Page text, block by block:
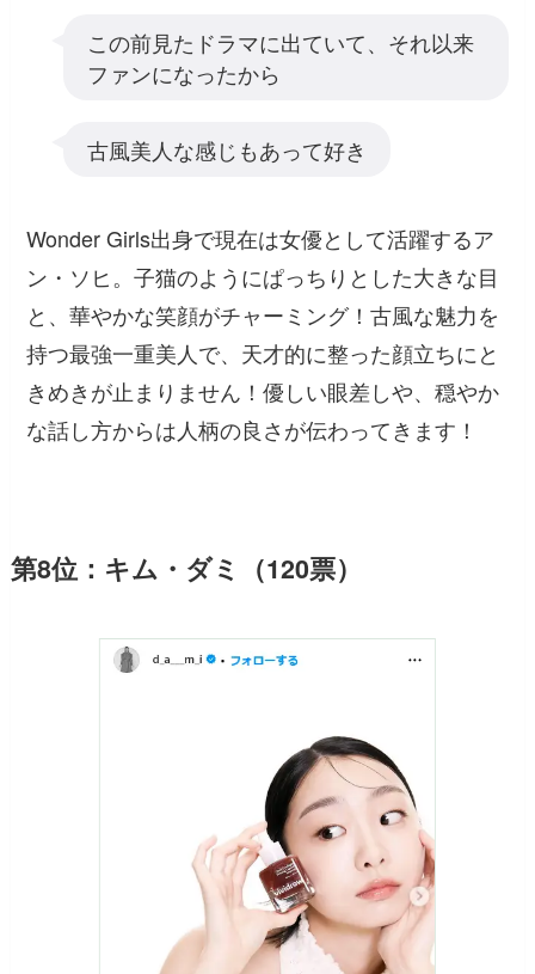
この前見たドラマに出ていて、それ以来
ファンになったから
古風美人な感じもあって好き
Wonder Girls出身で現在は女優として活躍するア
ン・ソヒ。子猫のようにぱっちりとした大きな目
と、華やかな笑顔がチャーミング！古風な魅力を
持つ最強一重美人で、天才的に整った顔立ちにと
きめきが止まりません！優しい眼差しや、穏やか
な話し方からは人柄の良さが伝わってきます！
第8位：キム・ダミ（120票）